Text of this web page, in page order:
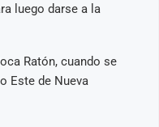
luego darse a la
Ratón, cuando se
Este de Nueva